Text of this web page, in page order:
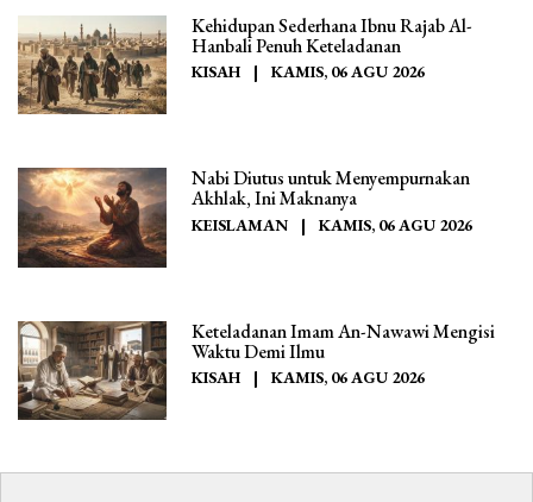
Kehidupan Sederhana Ibnu Rajab Al-
Hanbali Penuh Keteladanan
KISAH | KAMIS, 06 AGU 2026
Nabi Diutus untuk Menyempurnakan
Akhlak, Ini Maknanya
KEISLAMAN | KAMIS, 06 AGU 2026
Keteladanan Imam An-Nawawi Mengisi
Waktu Demi Ilmu
KISAH | KAMIS, 06 AGU 2026